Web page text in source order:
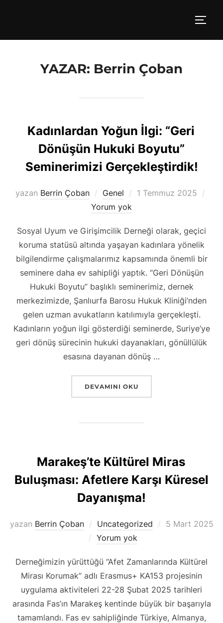
YAZAR: Berrin Çoban
Kadınlardan Yoğun İlgi: “Geri
Dönüşün Hukuki Boyutu”
Seminerimizi Gerçekleştirdik!
yazan Berrin Çoban Genel
Yayımlanma
1 Temmuz 2025
Yorum yok
Sosyal Uyum ve Girişimcilik Derneği olarak, geçici
koruma statüsü altında yaşayan kadınlara yönelik
bilgilendirme çalışmalarımız kapsamında önemli bir
seminere daha ev sahipliği yaptık. “Geri Dönüşün
Hukuki Boyutu” başlıklı seminerimiz, dernek
merkezimizde, Şanlıurfa Barosu Hukuk Kliniği’nden
gelen uzman avukatların katılımıyla gerçekleşti.
Kadınların yoğun ilgi gösterdiği seminerde, Suriye’ye
geri dönüş sürecinin hukuki dayanakları, gönüllülük
esasına dayanan dönüş …
“KADINLARDAN YOĞUN İLGI: “GERI
DEVAMINI OKU
Marakeş’te Kültürel Miras
Buluşması: Afetlere Karşı Küresel
Dayanışma!
yazan Berrin Çoban Uncategorized
Yayımlanma
5 Mart 2025
Yorum yok
Derneğimizin yürüttüğü “Afet Zamanlarında Kültürel
Mirası Korumak” adlı Erasmus+ KA153 projesinin
uygulama aktiviteleri 22-28 Şubat 2025 tarihleri
arasında Fas’ın Marakeş kentinde büyük bir başarıyla
tamamlandı. Fas ev sahipliğinde Türkiye, Almanya,